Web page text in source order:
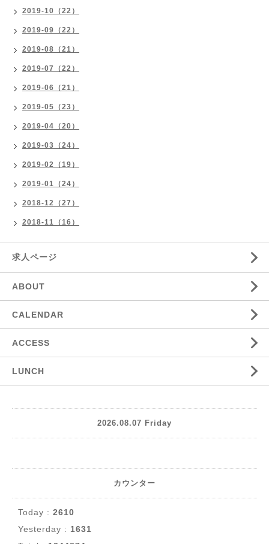
2019-10（22）
2019-09（22）
2019-08（21）
2019-07（22）
2019-06（21）
2019-05（23）
2019-04（20）
2019-03（24）
2019-02（19）
2019-01（24）
2018-12（27）
2018-11（16）
求人ページ
ABOUT
CALENDAR
ACCESS
LUNCH
2026.08.07 Friday
カウンター
Today : 2610
Yesterday : 1631